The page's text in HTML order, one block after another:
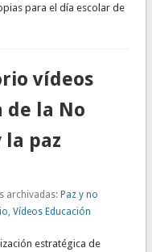
para el día escolar de
vídeos
de la No
la paz
archivadas: Paz y no
,Vídeos Educación
estratégica de